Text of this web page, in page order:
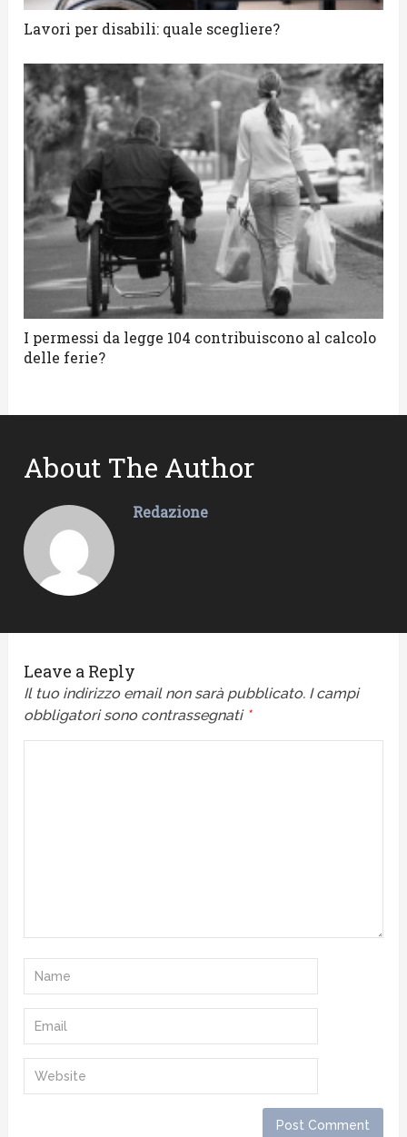
Lavori per disabili: quale scegliere?
I permessi da legge 104 contribuiscono al calcolo
delle ferie?
About The Author
Redazione
Leave a Reply
Il tuo indirizzo email non sarà pubblicato. I campi
obbligatori sono contrassegnati *